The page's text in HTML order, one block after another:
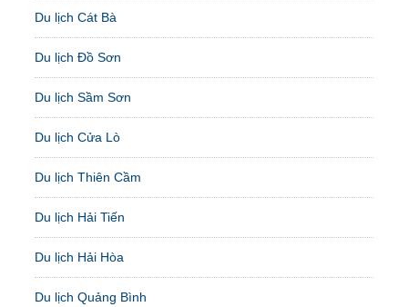
Du lịch Cát Bà
Du lịch Đồ Sơn
Du lịch Sầm Sơn
Du lịch Cửa Lò
Du lịch Thiên Cầm
Du lịch Hải Tiến
Du lịch Hải Hòa
Du lịch Quảng Bình